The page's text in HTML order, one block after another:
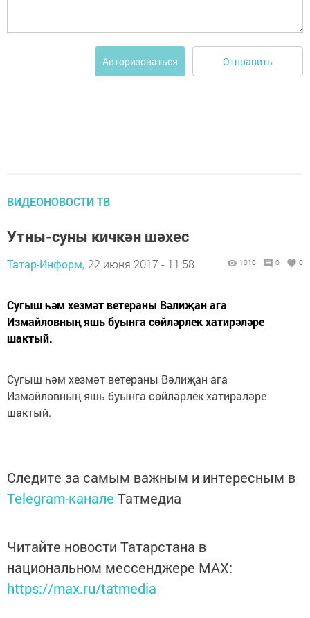
Авторизоваться Отправить
ВИДЕОНОВОСТИ ТВ
Утны-суны кичкән шәхес
Татар-Информ, 22 июня 2017 - 11:58 1010 0 0
Сугыш һәм хезмәт ветераны Вәлиҗан ага
Измайловның яшь буынга сөйләрлек хатирәләре
шактый.
Сугыш һәм хезмәт ветераны Вәлиҗан ага
Измайловның яшь буынга сөйләрлек хатирәләре
шактый.
Следите за самым важным и интересным в
Telegram-канале Татмедиа
Читайте новости Татарстана в
национальном мессенджере MАХ:
https://max.ru/tatmedia